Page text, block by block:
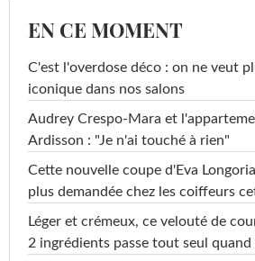
EN CE MOMENT
C'est l'overdose déco : on ne veut
iconique dans nos salons
Audrey Crespo-Mara et
Ardisson : "Je n'ai touché à rien"
Cette nouvelle coupe d'Eva
plus demandée chez les coiffeurs
Léger et crémeux, ce velouté de
2 ingrédients passe tout seul